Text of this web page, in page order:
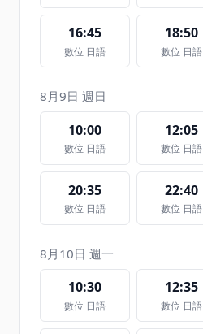
16:45
數位 日語
18:50
數位 日語
8月9日 週日
10:00
數位 日語
12:05
數位 日語
20:35
數位 日語
22:40
數位 日語
8月10日 週一
10:30
數位 日語
12:35
數位 日語